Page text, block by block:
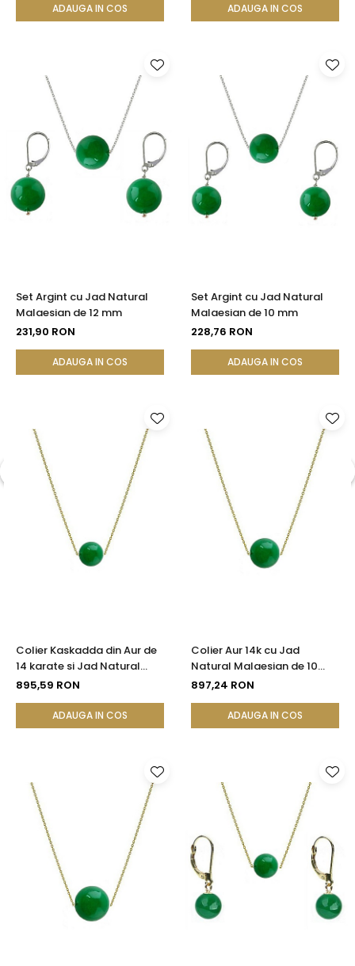
ADAUGA IN COS ADAUGA IN COS
Set Argint cu Jad Natural
Malaesian de 12 mm
231,90 RON
ADAUGA IN COS
Set Argint cu Jad Natural
Malaesian de 10 mm
228,76 RON
ADAUGA IN COS
Colier Kaskadda din Aur de
14 karate si Jad Natural
Malaesian de 8 mm
895,59 RON
ADAUGA IN COS
Colier Aur 14k cu Jad
Natural Malaesian de 10
mm
897,24 RON
ADAUGA IN COS